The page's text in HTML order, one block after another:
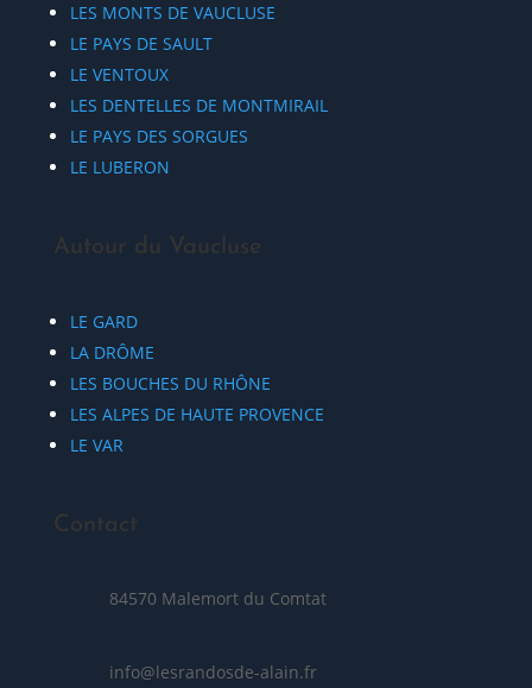
LES MONTS DE VAUCLUSE
LE PAYS DE SAULT
LE VENTOUX
LES DENTELLES DE MONTMIRAIL
LE PAYS DES SORGUES
LE LUBERON
Autour du Vaucluse
LE GARD
LA DRÔME
LES BOUCHES DU RHÔNE
LES ALPES DE HAUTE PROVENCE
LE VAR
Contact
84570 Malemort du Comtat
info@lesrandosde-alain.fr